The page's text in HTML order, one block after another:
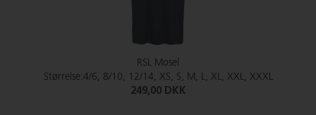
RSL Mosel
Størrelse:4/6, 8/10, 12/14, XS, S, M, L, XL, XXL, XXXL
249,00 DKK